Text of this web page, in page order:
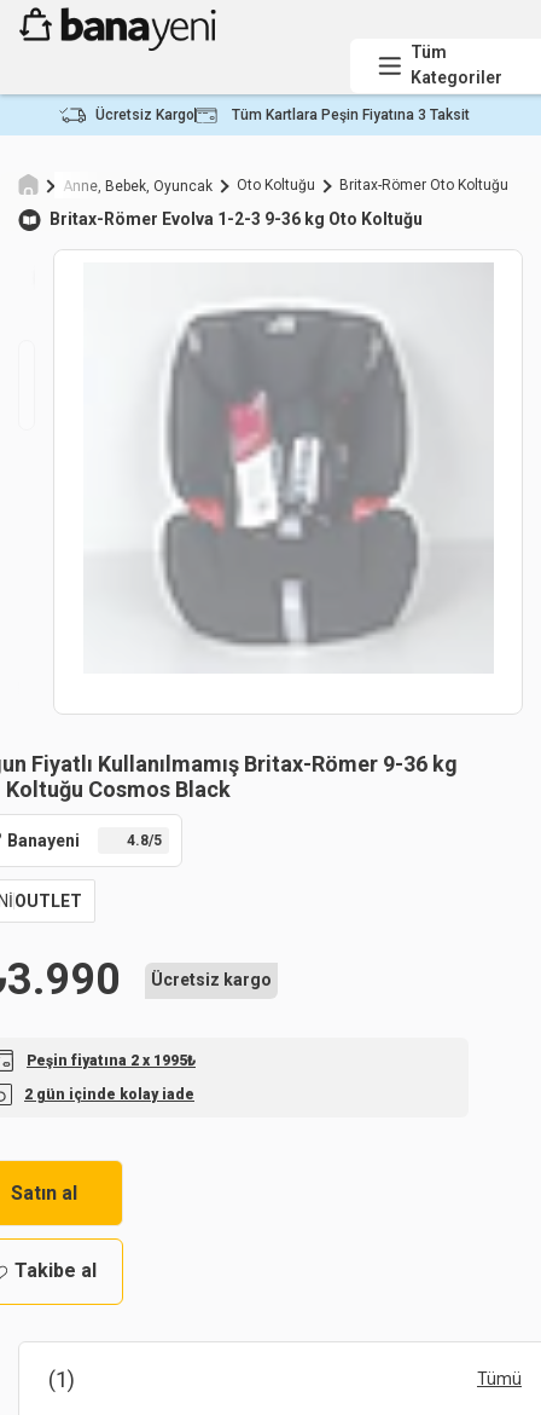
Tüm
Kategoriler
Ücretsiz Kargo Tüm Kartlara Peşin Fiyatına 3 Taksit
Anne, Bebek, Oyuncak Oto Koltuğu Britax-Römer Oto Koltuğu
Britax-Römer Evolva 1-2-3 9-36 kg Oto Koltuğu
Fiyatlı Kullanılmamış Britax-Römer 9-36 kg
Koltuğu Cosmos Black
Banayeni 4.8/5
OUTLET
3.990 Ücretsiz kargo
Peşin fiyatına 2 x 1995₺
2 gün içinde kolay iade
Satın al
Takibe al
(1) Tümü